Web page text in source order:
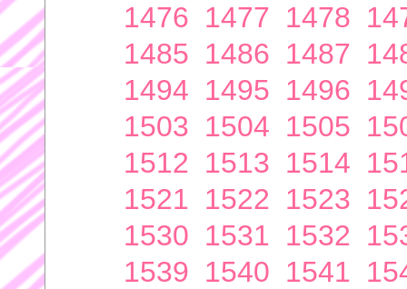
1476 1477 1478
1485 1486 1487
1494 1495 1496
1503 1504 1505
1512 1513 1514
1521 1522 1523
1530 1531 1532
1539 1540 1541